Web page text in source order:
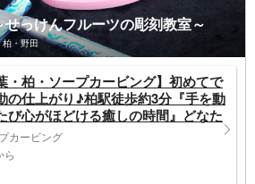
っけんフルーツの彫刻教室～
・野田
・柏・ソープカービング】初めてで
の仕上がり♪柏駅徒歩約3分『手を動
び心がほどける癒しの時間』どなた
して楽しめる♪コンテスト優勝者が
ら丁寧に指導します＊未経験者大歓
カービング
ら